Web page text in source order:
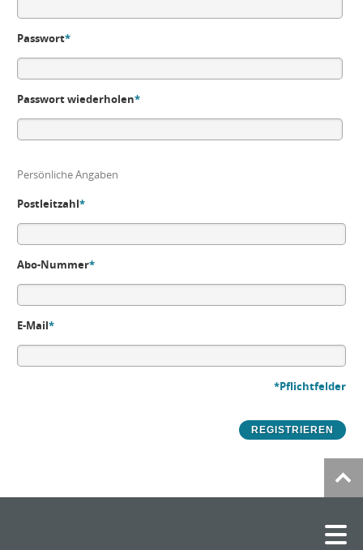
Passwort*
Passwort wiederholen*
Persönliche Angaben
Postleitzahl*
Abo-Nummer*
E-Mail*
*Pflichtfelder